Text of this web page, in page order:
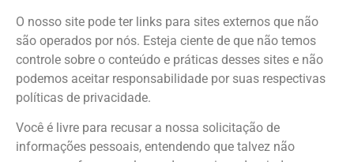
O nosso site pode ter links para sites externos que não
são operados por nós. Esteja ciente de que não temos
controle sobre o conteúdo e práticas desses sites e não
podemos aceitar responsabilidade por suas respectivas
políticas de privacidade.
Você é livre para recusar a nossa solicitação de
informações pessoais, entendendo que talvez não